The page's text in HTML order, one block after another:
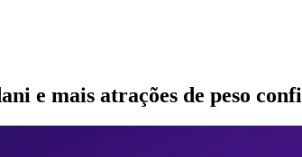
e mais atrações de peso